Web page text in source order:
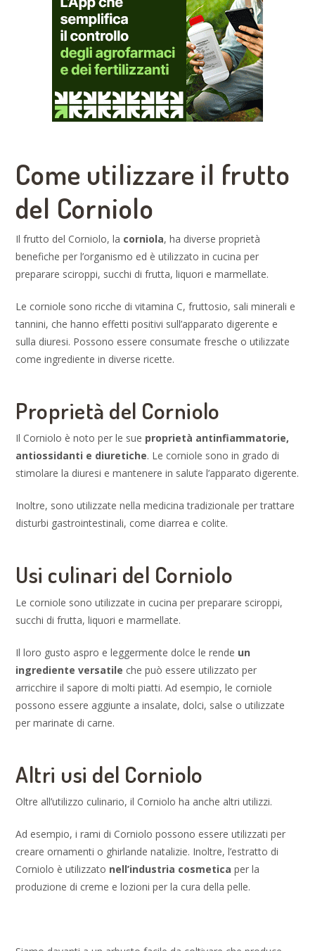
Come utilizzare il frutto
del Corniolo
Il frutto del Corniolo, la corniola, ha diverse proprietà
benefiche per l’organismo ed è utilizzato in cucina per
preparare sciroppi, succhi di frutta, liquori e marmellate.
Le corniole sono ricche di vitamina C, fruttosio, sali minerali e
tannini, che hanno effetti positivi sull’apparato digerente e
sulla diuresi. Possono essere consumate fresche o utilizzate
come ingrediente in diverse ricette.
Proprietà del Corniolo
Il Corniolo è noto per le sue proprietà antinfiammatorie,
antiossidanti e diuretiche. Le corniole sono in grado di
stimolare la diuresi e mantenere in salute l’apparato digerente.
Inoltre, sono utilizzate nella medicina tradizionale per trattare
disturbi gastrointestinali, come diarrea e colite.
Usi culinari del Corniolo
Le corniole sono utilizzate in cucina per preparare sciroppi,
succhi di frutta, liquori e marmellate.
Il loro gusto aspro e leggermente dolce le rende un
ingrediente versatile che può essere utilizzato per
arricchire il sapore di molti piatti. Ad esempio, le corniole
possono essere aggiunte a insalate, dolci, salse o utilizzate
per marinate di carne.
Altri usi del Corniolo
Oltre all’utilizzo culinario, il Corniolo ha anche altri utilizzi.
Ad esempio, i rami di Corniolo possono essere utilizzati per
creare ornamenti o ghirlande natalizie. Inoltre, l’estratto di
Corniolo è utilizzato nell’industria cosmetica per la
produzione di creme e lozioni per la cura della pelle.